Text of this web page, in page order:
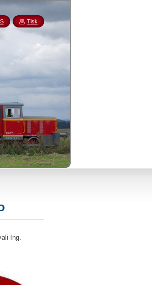
Ing.
Tisk